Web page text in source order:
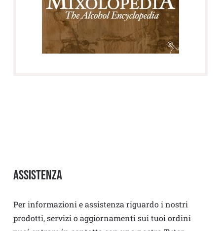
Assistenza
Per informazioni e assistenza riguardo i nostri
prodotti, servizi o aggiornamenti sui tuoi ordini